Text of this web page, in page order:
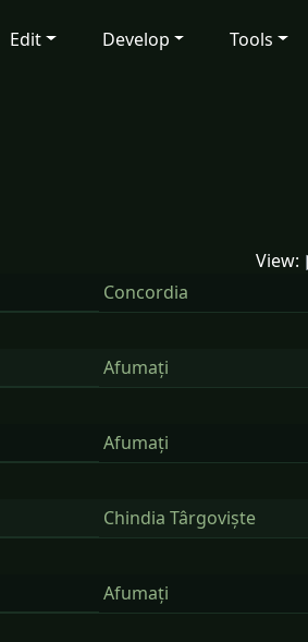
Edit Develop Tools
View:
Concordia
Afumați
Afumați
Chindia Târgoviște
Afumați